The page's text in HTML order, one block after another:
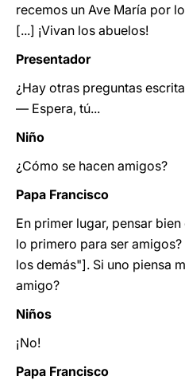
recemos un Ave María por
[...] ¡Vivan los abuelos!
Presentador
¿Hay otras preguntas
— Espera, tú...
Niño
¿Cómo se hacen amigos?
Papa Francisco
En primer lugar, pensar
lo primero para ser
los demás"]. Si uno piensa
amigo?
Niños
¡No!
Papa Francisco